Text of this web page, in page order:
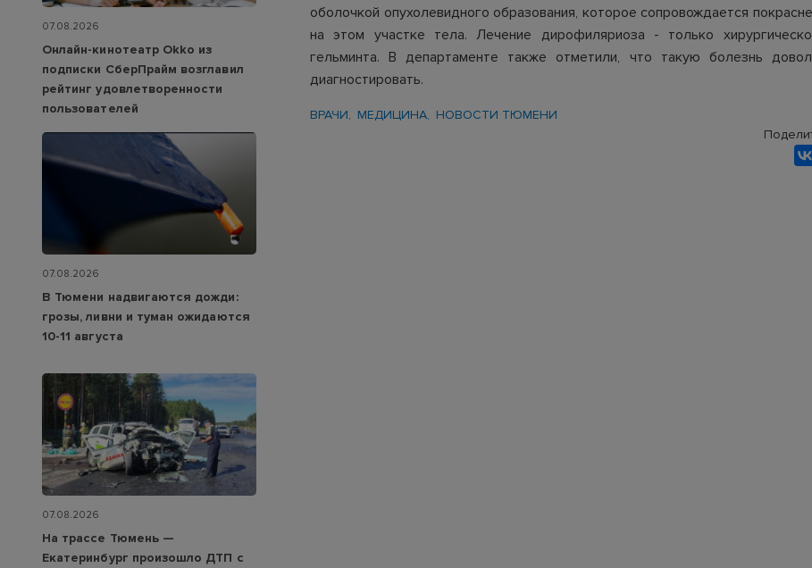
оболочкой опухолевидного образования, которое сопровождается
на этом участке тела. Лечение дирофиляриоза - только
гельминта. В департаменте также отметили, что такую болезнь
диагностировать.
ВРАЧИ МЕДИЦИНА
НОВОСТИ ТЮМЕНИ
07.08.2026
Онлайн-кинотеатр Okko из
подписки СберПрайм возглавил
рейтинг удовлетворенности
пользователей
07.08.2026
В Тюмени надвигаются дожди:
грозы, ливни и туман ожидаются
10-11 августа
07.08.2026
На трассе Тюмень —
Екатеринбург произошло ДТП с